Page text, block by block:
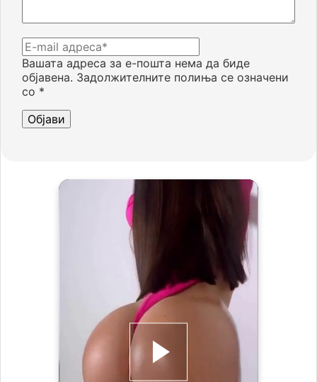
Вашата адреса за е-пошта нема да биде
објавена. Задолжителните полиња се означени
со *